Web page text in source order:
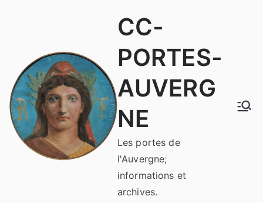
CC-
PORTES-
AUVERG
NE
Les portes de
l'Auvergne;
informations et
archives.